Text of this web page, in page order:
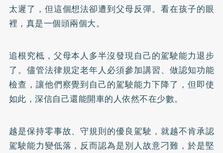
太遲了，但這個想法卻遭到父母反彈。看在孩子的眼
裡，真是一個頭兩個大。
追根究柢，父母本人多半沒發現自己的駕駛能力退步
了。儘管法律規定老年人必須參加講習、做認知功能
檢查，讓他們察覺到自己的駕駛能力下降了，但即使
如此，深信自己還能開車的人依然不在少數。
越是保持零事故、守規則的優良駕駛，就越不肯承認
駕駛能力變低落，反而認為是別人故意刁難，於是堅